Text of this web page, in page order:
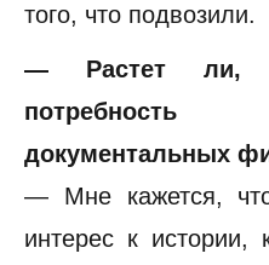
того, что подвозили.
— Растет ли,
документальных
— Мне кажется,
интерес к истории,